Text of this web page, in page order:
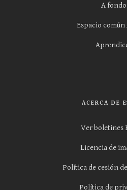
A fondo
Espacio común
ACERCA DE
Ver boletines
Licencia de
Política de cesión
Política de